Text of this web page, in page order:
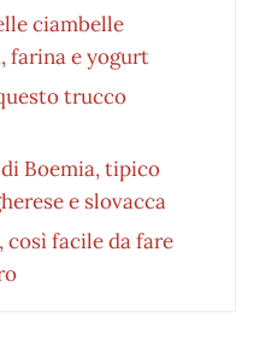
ciambelle
farina e yogurt
trucco
Boemia, tipico
e slovacca
così facile da fare